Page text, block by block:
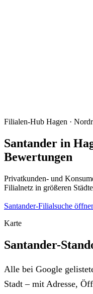
Filialen-Hub Hagen ·
Santander in
Bewertungen
Privatkunden- und
Filialnetz in größeren
Santander-Filialsuche
Karte
Santander-
Alle bei Google
Stadt – mit Adresse,